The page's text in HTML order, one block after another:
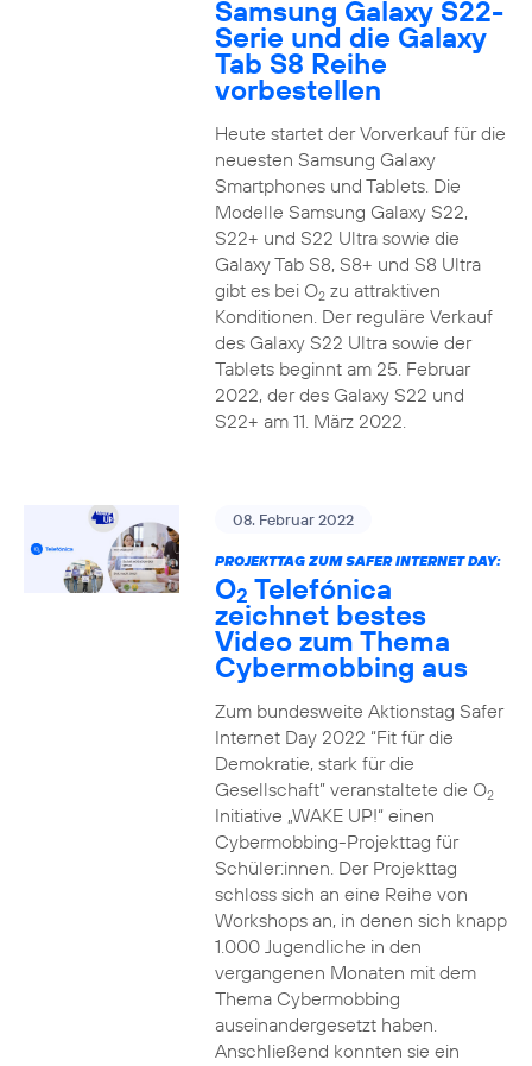
Samsung Galaxy S22-
Serie und die Galaxy
Tab S8 Reihe
vorbestellen
Heute startet der Vorverkauf für die
neuesten Samsung Galaxy
Smartphones und Tablets. Die
Modelle Samsung Galaxy S22,
S22+ und S22 Ultra sowie die
Galaxy Tab S8, S8+ und S8 Ultra
gibt es bei O2zu attraktiven
Konditionen. Der reguläre Verkauf
des Galaxy S22 Ultra sowie der
Tablets beginnt am 25. Februar
2022, der des Galaxy S22 und
S22+ am 11. März 2022.
08. Februar 2022
PROJEKTTAG ZUM SAFER INTERNET DAY:
O2 Telefónica
zeichnet bestes
Video zum Thema
Cybermobbing aus
Zum bundesweite Aktionstag Safer
Internet Day 2022 “Fit für die
Demokratie, stark für die
Gesellschaft” veranstaltete die O2
Initiative „WAKE UP!“ einen
Cybermobbing-Projekttag für
Schüler:innen. Der Projekttag
schloss sich an eine Reihe von
Workshops an, in denen sich knapp
1.000 Jugendliche in den
vergangenen Monaten mit dem
Thema Cybermobbing
auseinandergesetzt haben.
Anschließend konnten sie ein